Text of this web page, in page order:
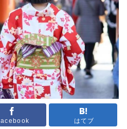
はてブ